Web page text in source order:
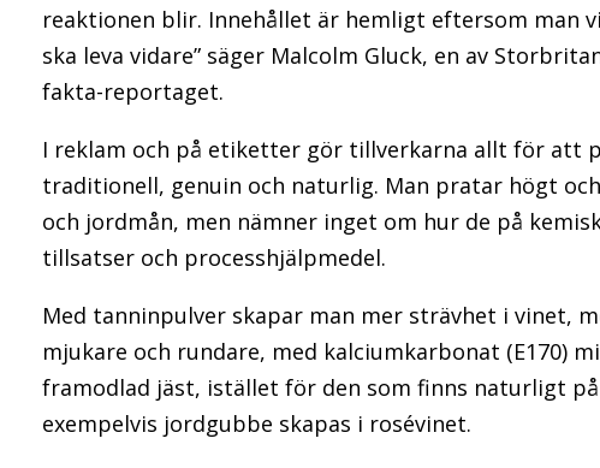
reaktionen blir. Innehållet är hemligt eftersom man
ska leva vidare” säger Malcolm Gluck, en av
fakta-reportaget.
I reklam och på etiketter gör tillverkarna allt för att
traditionell, genuin och naturlig. Man pratar högt
och jordmån, men nämner inget om hur de på
tillsatser och processhjälpmedel.
Med tanninpulver skapar man mer strävhet i vinet,
mjukare och rundare, med kalciumkarbonat (E170)
framodlad jäst, istället för den som finns naturligt på
exempelvis jordgubbe skapas i rosévinet.